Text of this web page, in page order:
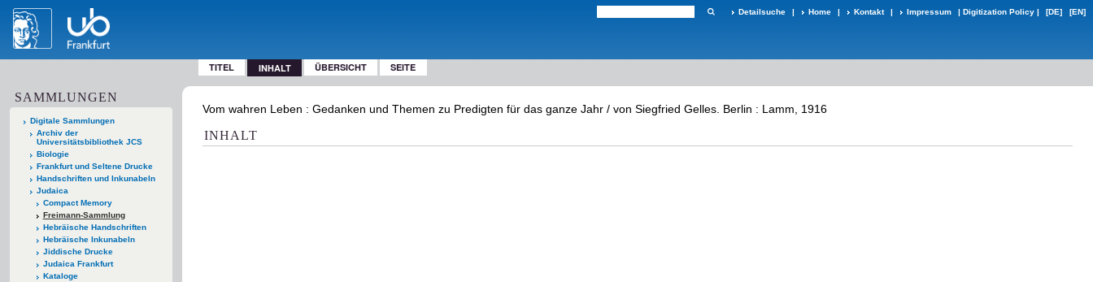
Detailsuche | Home | Kontakt | Impressum | Digitization Policy | [DE] [EN]
TITEL INHALT ÜBERSICHT SEITE
SAMMLUNGEN
Digitale Sammlungen
Archiv der
Universitätsbibliothek JCS
Biologie
Frankfurt und Seltene Drucke
Handschriften und Inkunabeln
Judaica
Compact Memory
Freimann-Sammlung
Hebräische Handschriften
Hebräische Inkunabeln
Jiddische Drucke
Judaica Frankfurt
Kataloge
Vom wahren Leben : Gedanken und Themen zu Predigten für das ganze Jahr / von Siegfried Gelles. Berlin : Lamm, 1916
INHALT